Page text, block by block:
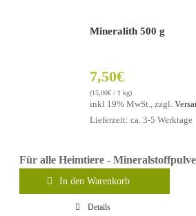
Mineralith 500 g
7,50€
(15,00€ / 1 kg)
inkl 19% MwSt., zzgl.
Lieferzeit: ca. 3-5 Werktage
Für alle Heimtiere -
In den Warenkorb
Details